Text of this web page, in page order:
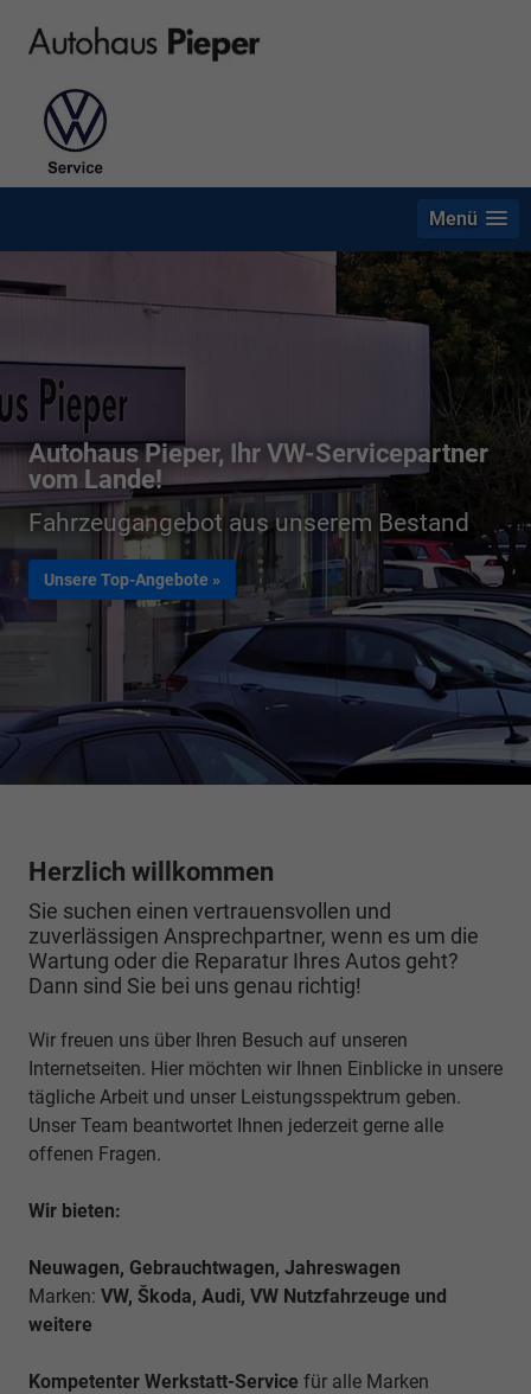
Menü
Autohaus Pieper, Ihr VW-Servicepartner
vom Lande!
Fahrzeugangebot aus unserem Bestand
Unsere Top-Angebote »
Herzlich willkommen
Sie suchen einen vertrauensvollen und
zuverlässigen Ansprechpartner, wenn es um die
Wartung oder die Reparatur Ihres Autos geht?
Dann sind Sie bei uns genau richtig!
Wir freuen uns über Ihren Besuch auf unseren
Internetseiten. Hier möchten wir Ihnen Einblicke in unsere
tägliche Arbeit und unser Leistungsspektrum geben.
Unser Team beantwortet Ihnen jederzeit gerne alle
offenen Fragen.
Wir bieten:
Neuwagen, Gebrauchtwagen, Jahreswagen
Marken: VW, Škoda, Audi, VW Nutzfahrzeuge und
weitere
Kompetenter Werkstatt-Service für alle Marken